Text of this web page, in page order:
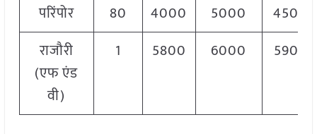
परिंपोर 80 4000 5000
4500
राजौरी
(एफ एंड
वी)
1 5800 6000 5900